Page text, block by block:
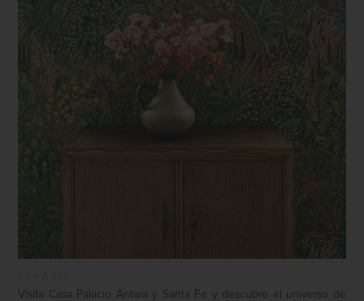
Visita Casa Palacio Antara y Santa Fe y descubre el universo de